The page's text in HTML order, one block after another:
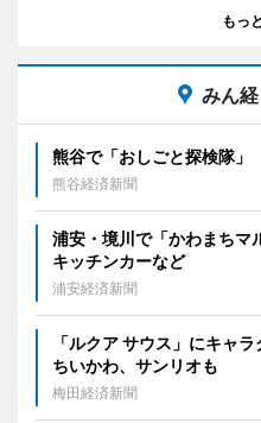
もっ
みん
熊谷で「おしごと探検隊
熊谷経済新聞
浦安・境川で「かわまちマ
キッチンカーなど
浦安経済新聞
「ルクア サウス」にキャ
ちいかわ、サンリオも
梅田経済新聞